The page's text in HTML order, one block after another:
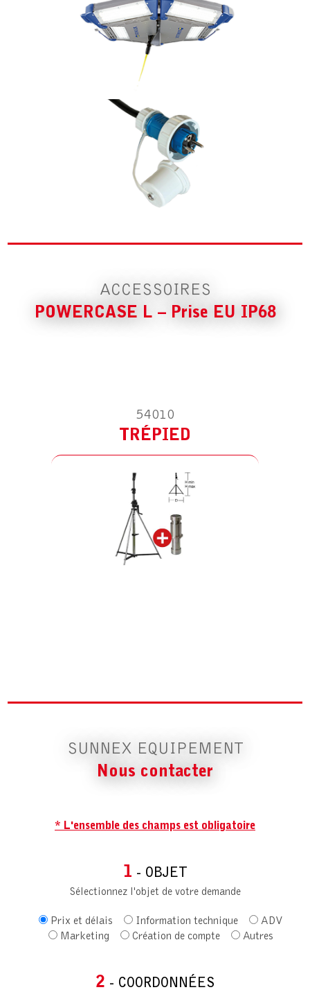
ACCESSOIRES
POWERCASE L – Prise EU IP68
54010
TRÉPIED
ACCESSOIRE POUR POWERCASE L –
SUNNEX EQUIPEMENT
Nous contacter
* L'ensemble des champs est obligatoire
1 - OBJET
Sélectionnez l'objet de votre demande
Prix et délais Information technique
ADV
Marketing
Création de compte Autres
2 - COORDONNÉES